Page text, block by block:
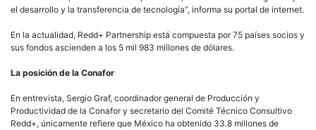
recursos que se operan desde otras esferas de la Conafor. Hay más
y todavía no se operan; no se puede hacer una suma tan simple. Es
complejo el asunto financiero: algunos son donaciones, otros no, tienen
responde a Contralínea con un boletín de prensa fechado el 14 de febrero
de 2013 en el que señala que, “a través de diversos préstamos y donativos
englobados en el Proyecto sobre Bosques y Cambio Climático, el